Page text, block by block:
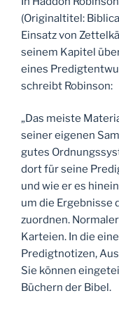
(Originaltitel:
Einsatz von
seinem Kapitel
eines
schreibt Robinson:
„Das meiste
seiner eigenen
gutes
dort für seine
und wie er es
um die Ergebnisse
zuordnen.
Karteien. In die
Predigtnotizen,
Sie können
Büchern der Bibel.